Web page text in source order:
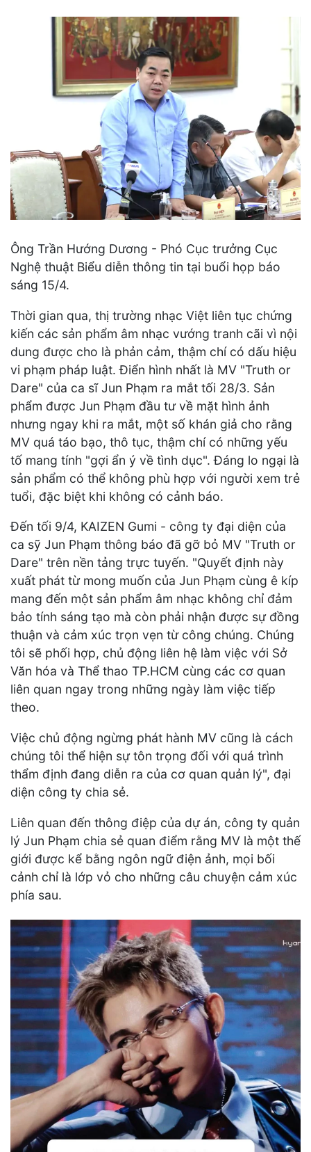
Ông Trần Hướng Dương - Phó Cục trưởng Cục
Nghệ thuật Biểu diễn thông tin tại buổi họp báo
sáng 15/4.
Thời gian qua, thị trường nhạc Việt liên tục chứng
kiến các sản phẩm âm nhạc vướng tranh cãi vì nội
dung được cho là phản cảm, thậm chí có dấu hiệu
vi phạm pháp luật. Điển hình nhất là MV "Truth or
Dare" của ca sĩ Jun Phạm ra mắt tối 28/3. Sản
phẩm được Jun Phạm đầu tư về mặt hình ảnh
nhưng ngay khi ra mắt, một số khán giả cho rằng
MV quá táo bạo, thô tục, thậm chí có những yếu
tố mang tính "gợi ẩn ý về tình dục". Đáng lo ngại là
sản phẩm có thể không phù hợp với người xem trẻ
tuổi, đặc biệt khi không có cảnh báo.
Đến tối 9/4, KAIZEN Gumi - công ty đại diện của
ca sỹ Jun Phạm thông báo đã gỡ bỏ MV "Truth or
Dare" trên nền tảng trực tuyến. "Quyết định này
xuất phát từ mong muốn của Jun Phạm cùng ê kíp
mang đến một sản phẩm âm nhạc không chỉ đảm
bảo tính sáng tạo mà còn phải nhận được sự đồng
thuận và cảm xúc trọn vẹn từ công chúng. Chúng
tôi sẽ phối hợp, chủ động liên hệ làm việc với Sở
Văn hóa và Thể thao TP.HCM cùng các cơ quan
liên quan ngay trong những ngày làm việc tiếp
theo.
Việc chủ động ngừng phát hành MV cũng là cách
chúng tôi thể hiện sự tôn trọng đối với quá trình
thẩm định đang diễn ra của cơ quan quản lý", đại
diện công ty chia sẻ.
Liên quan đến thông điệp của dự án, công ty quản
lý Jun Phạm chia sẻ quan điểm rằng MV là một thế
giới được kể bằng ngôn ngữ điện ảnh, mọi bối
cảnh chỉ là lớp vỏ cho những câu chuyện cảm xúc
phía sau.